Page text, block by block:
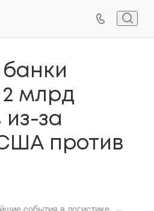
банки
2 млрд
за
против